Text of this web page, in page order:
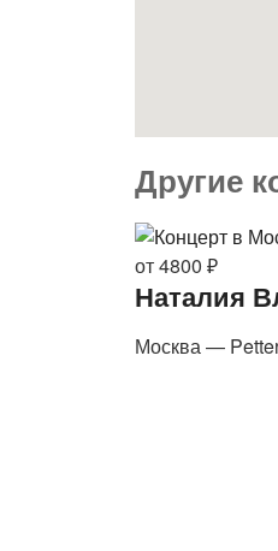
Другие
от 4800 ₽
Наталия
Москва —